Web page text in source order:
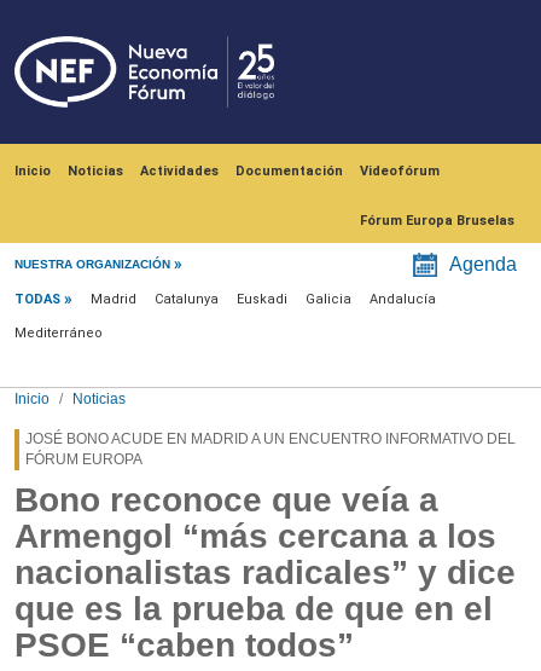
Inicio Noticias Actividades Documentación Videofórum
Fórum Europa Bruselas
NUESTRA ORGANIZACIÓN Agenda
Menú noticias
TODAS Madrid Catalunya Euskadi Galicia Andalucía
Mediterráneo
Inicio Noticias
JOSÉ BONO ACUDE EN MADRID A UN ENCUENTRO INFORMATIVO DEL
FÓRUM EUROPA
Bono reconoce que veía a
Armengol “más cercana a los
nacionalistas radicales” y dice
que es la prueba de que en el
PSOE “caben todos”